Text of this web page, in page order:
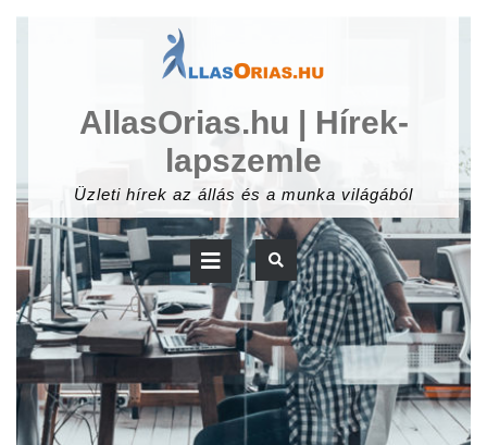
AllasOrias.hu | Hírek-
lapszemle
Üzleti hírek az állás és a munka világából
Open
Button